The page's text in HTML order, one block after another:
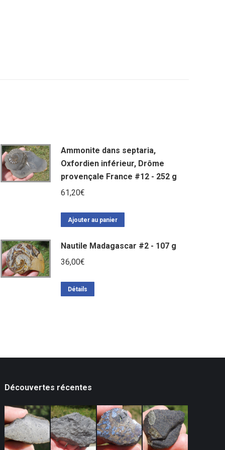
Ammonite dans septaria,
Oxfordien inférieur, Drôme
provençale France #12 - 252 g
61,20€
Ajouter au panier
Nautile Madagascar #2 - 107 g
36,00€
Détails
Découvertes récentes